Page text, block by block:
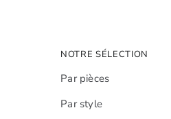
choisies
NOTRE SÉLECTION
Par pièces
Par style